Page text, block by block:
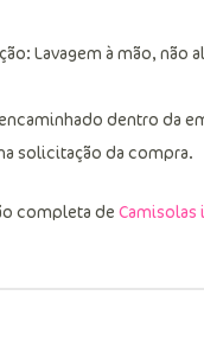
Lavagem à mão,
dentro da
solicitação da compra.
completa de Camisolas